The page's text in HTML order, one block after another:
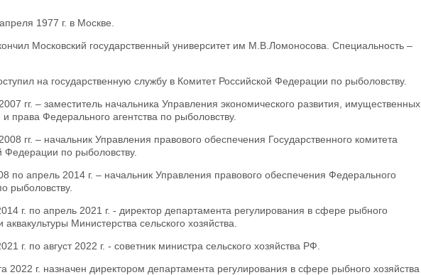
1977 г. в Москве.
Московский государственный университет им М.В.Ломоносова. Специальность –
на государственную службу в Комитет Российской Федерации по рыболовству.
гг. – заместитель начальника Управления экономического развития, имущественных
права Федерального агентства по рыболовству.
гг. – начальник Управления правового обеспечения Государственного комитета
Федерации по рыболовству.
по апрель 2014 г. – начальник Управления правового обеспечения Федерального
рыболовству.
г. по апрель 2021 г. - директор департамента регулирования в сфере рыбного
аквакультуры Министерства сельского хозяйства.
г. по август 2022 г. - советник министра сельского хозяйства РФ.
2022 г. назначен директором департамента регулирования в сфере рыбного хозяйства